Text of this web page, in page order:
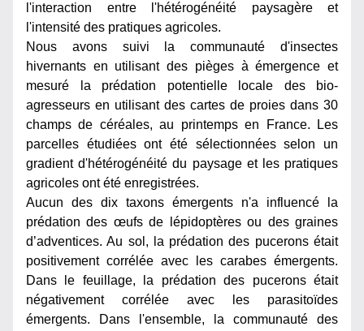
l'interaction entre l'hétérogénéité paysagère et
l'intensité des pratiques agricoles.
Nous avons suivi la communauté d'insectes
hivernants en utilisant des pièges à émergence et
mesuré la prédation potentielle locale des bio-
agresseurs en utilisant des cartes de proies dans 30
champs de céréales, au printemps en France. Les
parcelles étudiées ont été sélectionnées selon un
gradient d'hétérogénéité du paysage et les pratiques
agricoles ont été enregistrées.
Aucun des dix taxons émergents n'a influencé la
prédation des œufs de lépidoptères ou des graines
d’adventices. Au sol, la prédation des pucerons était
positivement corrélée avec les carabes émergents.
Dans le feuillage, la prédation des pucerons était
négativement corrélée avec les parasitoïdes
émergents. Dans l'ensemble, la communauté des